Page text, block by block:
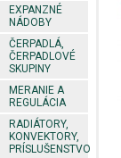
EXPANZNÉ
NÁDOBY
ČERPADLÁ,
ČERPADLOVÉ
SKUPINY
MERANIE A
REGULÁCIA
RADIÁTORY,
KONVEKTORY,
PRÍSLUŠENSTVO